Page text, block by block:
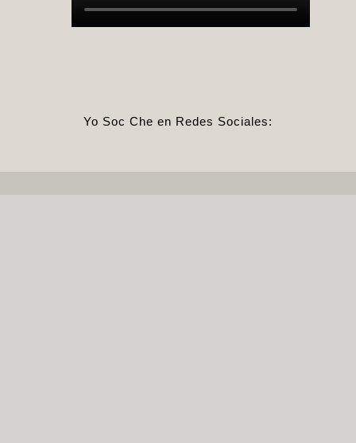
Yo Soc Che en Redes Sociales: